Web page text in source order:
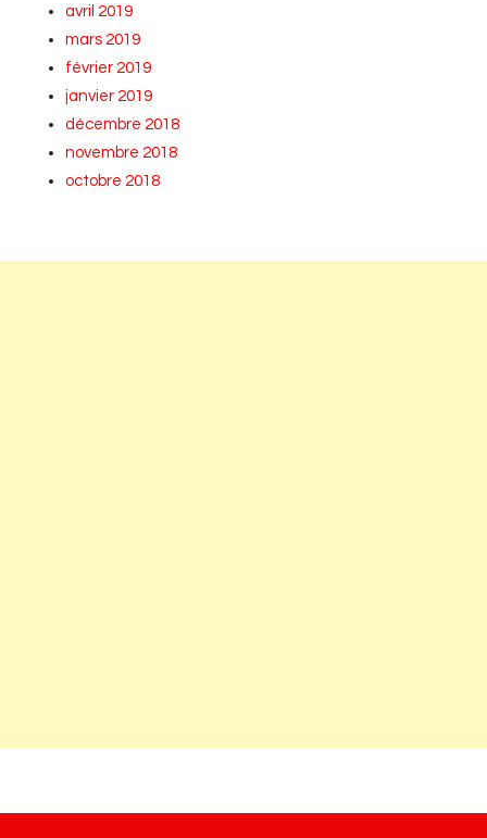
avril 2019
mars 2019
février 2019
janvier 2019
décembre 2018
novembre 2018
octobre 2018